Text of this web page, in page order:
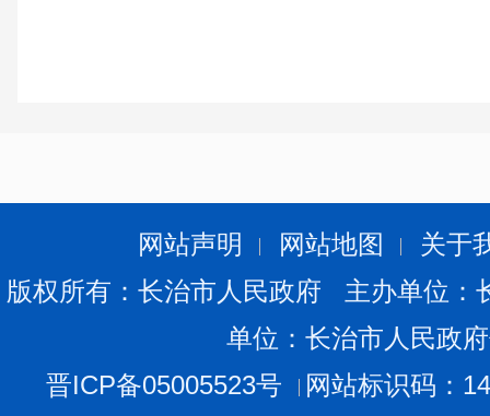
网站声明 网站地图
关于
版权所有：长治市人民政府 主办单位
单位：长治市人民政
晋ICP备05005523号
网站标识码：